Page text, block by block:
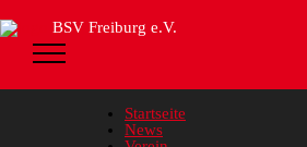
BSV Freiburg e.V.
Startseite
News